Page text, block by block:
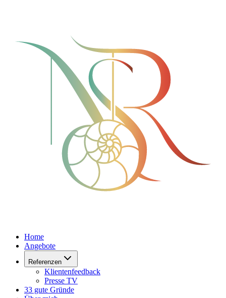
Home
Angebote
Referenzen
Klientenfeedback
Presse TV
33 gute Gründe